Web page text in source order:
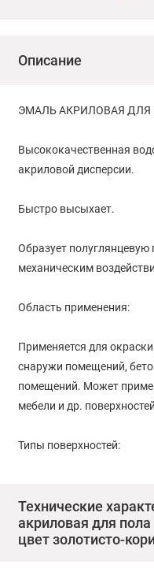
Описание
ЭМАЛЬ АКРИЛОВАЯ ДЛЯ
Высококачественная
акриловой дисперсии.
Быстро высыхает.
Образует полуглянцевую
механическим
Область применения:
Применяется для
снаружи помещений,
помещений. Может
мебели и др.
Типы поверхностей:
Подготовка поверхности:
Технические
акриловая для
цвет золотисто-